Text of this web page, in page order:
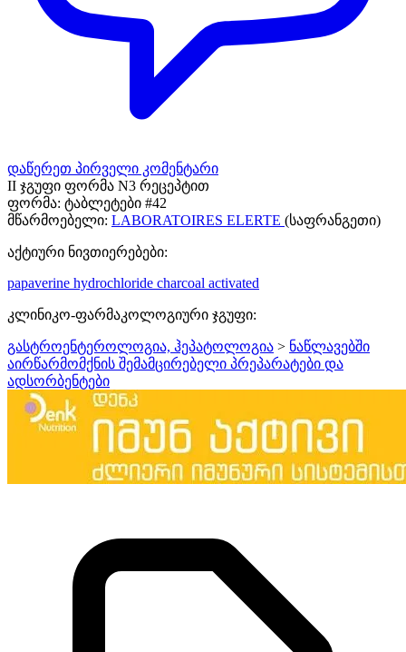
დაწერეთ პირველი კომენტარი
II ჯგუფი ფორმა N3 რეცეპტით
ფორმა: ტაბლეტები #42
მწარმოებელი: LABORATOIRES ELERTE (საფრანგეთი)
აქტიური ნივთიერებები:
papaverine hydrochloride charcoal activated
კლინიკო-ფარმაკოლოგიური ჯგუფი:
გასტროენტეროლოგია, ჰეპატოლოგია > ნაწლავებში
აირწარმომქნის შემამცირებელი პრეპარატები და
ადსორბენტები